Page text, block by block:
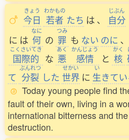
きょう
今日
わかもの
若者 たち は 、
じぶん
自分
に は
なに
何 の
つみ
罪 も ない のに 、
こくさいてき
国際的 な
あく
悪
かんじょう
感情 と
かく
核
て
ぶんれつ
分裂 した
せかい
世界 に
い
生きて
Today young people find
fault of their own, living in a
international bitterness and
destruction.